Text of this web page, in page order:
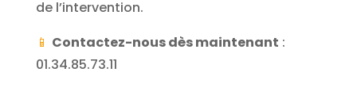
de l’intervention.
📱 Contactez-nous dès maintenant :
01.34.85.73.11